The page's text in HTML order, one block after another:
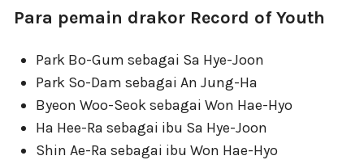
Para pemain drakor Record of Youth
Park Bo-Gum sebagai Sa Hye-Joon
Park So-Dam sebagai An Jung-Ha
Byeon Woo-Seok sebagai Won Hae-Hyo
Ha Hee-Ra sebagai ibu Sa Hye-Joon
Shin Ae-Ra sebagai ibu Won Hae-Hyo